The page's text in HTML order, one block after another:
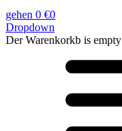
gehen 0 €0
Dropdown
Der Warenkorkb is empty